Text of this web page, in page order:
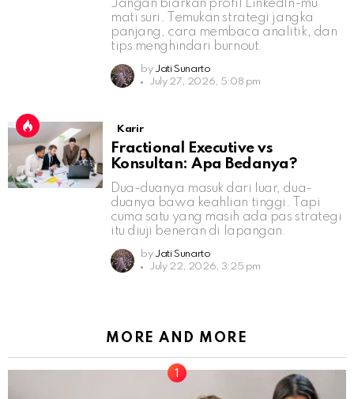
Jangan biarkan profil LinkedIn-mu
mati suri. Temukan strategi jangka
panjang, cara membaca analitik, dan
tips menghindari burnout.
by Jati Sunarto
July 27, 2026, 5:08 pm
Karir
Fractional Executive vs
Konsultan: Apa Bedanya?
Dua-duanya masuk dari luar, dua-
duanya bawa keahlian tinggi. Tapi
cuma satu yang masih ada pas strategi
itu diuji beneran di lapangan.
by Jati Sunarto
July 22, 2026, 3:25 pm
MORE AND MORE